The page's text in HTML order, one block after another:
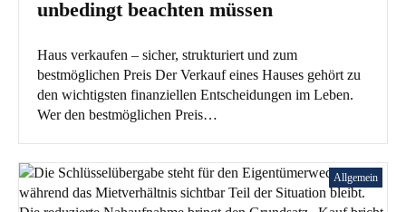
unbedingt beachten müssen
Haus verkaufen – sicher, strukturiert und zum
bestmöglichen Preis Der Verkauf eines Hauses gehört zu
den wichtigsten finanziellen Entscheidungen im Leben.
Wer den bestmöglichen Preis…
Allgemein